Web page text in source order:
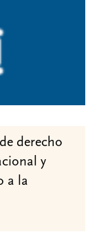
derecho
y
a la